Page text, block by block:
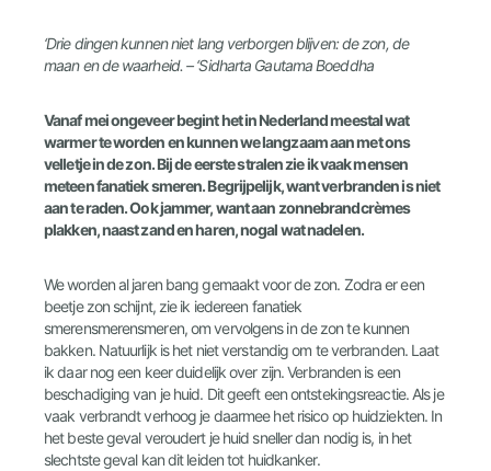
‘Drie dingen kunnen niet lang verborgen blijven: de zon, de
maan en de waarheid. – ‘Sidharta Gautama Boeddha
Vanaf mei ongeveer begint het in Nederland meestal wat
warmer te worden en kunnen we langzaam aan met ons
velletje in de zon. Bij de eerste stralen zie ik vaak mensen
meteen fanatiek smeren. Begrijpelijk, want verbranden is niet
aan te raden. Ook jammer, want aan zonnebrandcrèmes
plakken, naast zand en haren, nogal wat nadelen.
We worden al jaren bang gemaakt voor de zon. Zodra er een
beetje zon schijnt, zie ik iedereen fanatiek
smerensmerensmeren, om vervolgens in de zon te kunnen
bakken. Natuurlijk is het niet verstandig om te verbranden. Laat
ik daar nog een keer duidelijk over zijn. Verbranden is een
beschadiging van je huid. Dit geeft een ontstekingsreactie. Als je
vaak verbrandt verhoog je daarmee het risico op huidziekten. In
het beste geval veroudert je huid sneller dan nodig is, in het
slechtste geval kan dit leiden tot huidkanker.